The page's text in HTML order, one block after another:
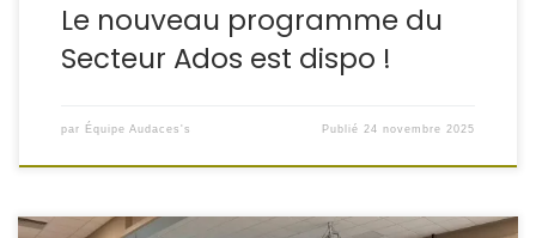
Le nouveau programme du
Secteur Ados est dispo !
par Équipe Audaces's Publié24 novembre 2025